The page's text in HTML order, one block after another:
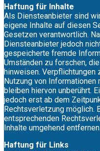
Haftung für Inhalte
Als Diensteanbieter sind
eigene Inhalte auf diesen
Gesetzen verantwortlich.
Diensteanbieter jedoch
gespeicherte fremde
Umständen zu forschen,
hinweisen. Verpflichtungen
Nutzung von
bleiben hiervon unberührt.
jedoch erst ab dem
Rechtsverletzung möglich.
entsprechenden
Inhalte umgehend entfernen.
Haftung für Links